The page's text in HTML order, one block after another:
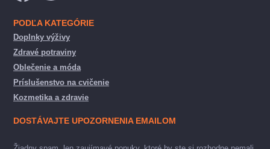
PODĽA KATEGÓRIE
Doplnky výživy
Zdravé potraviny
Oblečenie a móda
Príslušenstvo na cvičenie
Kozmetika a zdravie
DOSTÁVAJTE UPOZORNENIA EMAILOM